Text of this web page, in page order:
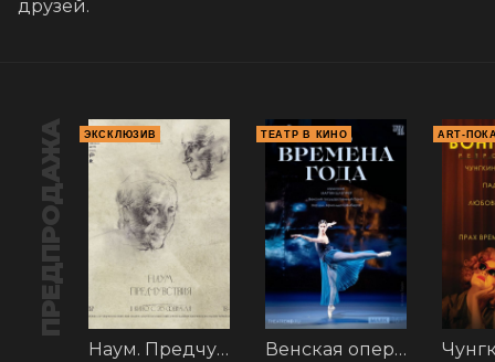
друзей.
ПРЕДПРОДАЖА ЭКСКЛЮЗИВ
Наум. Предчувствия
ТЕАТР В КИНО
Венская опера: Времена года
ART-